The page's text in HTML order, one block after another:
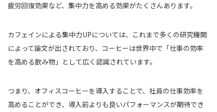
疲労回復効果など、集中力を高める効果がたくさんあります。
カフェインによる集中力UPについては、これまで多くの研究機関
によって論文が出されており、コーヒーは世界中で「仕事の効率
を高める飲み物」として広く認識されています。
つまり、オフィスコーヒーを導入することで、社員の仕事効率を
高めることができ、導入前よりも良いパフォーマンスが期待でき